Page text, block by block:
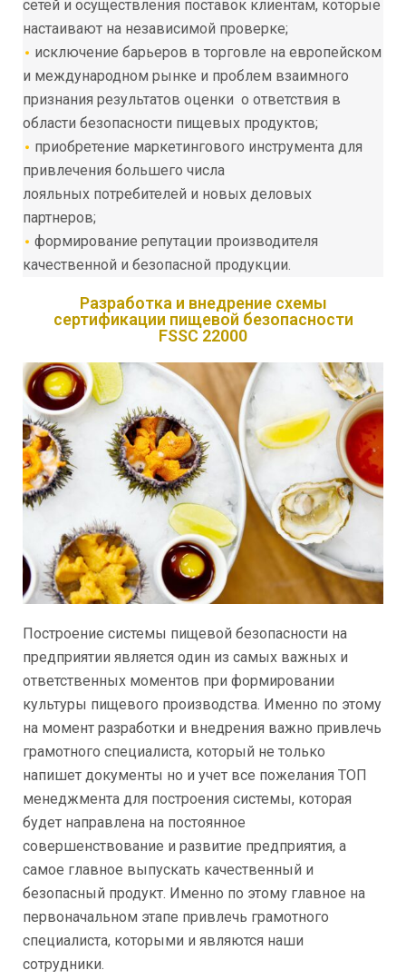
сетей и осуществления поставок клиентам, которые
настаивают на независимой проверке;
исключение барьеров в торговле на европейском
и международном рынке и проблем взаимного
признания результатов оценки о ответствия в
области безопасности пищевых продуктов;
приобретение маркетингового инструмента для
привлечения большего числа
лояльных потребителей и новых деловых
партнеров;
формирование репутации производителя
качественной и безопасной продукции.
Разработка и внедрение схемы
сертификации пищевой безопасности
FSSC 22000
Построение системы пищевой безопасности на
предприятии является один из самых важных и
ответственных моментов при формировании
культуры пищевого производства. Именно по этому
на момент разработки и внедрения важно привлечь
грамотного специалиста, который не только
напишет документы но и учет все пожелания ТОП
менеджмента для построения системы, которая
будет направлена на постоянное
совершенствование и развитие предприятия, а
самое главное выпускать качественный и
безопасный продукт. Именно по этому главное на
первоначальном этапе привлечь грамотного
специалиста, которыми и являются наши
сотрудники.